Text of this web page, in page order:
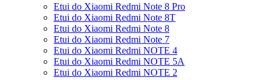
Etui do Xiaomi Redmi Note 8 Pro
Etui do Xiaomi Redmi Note 8T
Etui do Xiaomi Redmi Note 8
Etui do Xiaomi Redmi Note 7
Etui do Xiaomi Redmi NOTE 4
Etui do Xiaomi Redmi NOTE 5A
Etui do Xiaomi Redmi NOTE 2